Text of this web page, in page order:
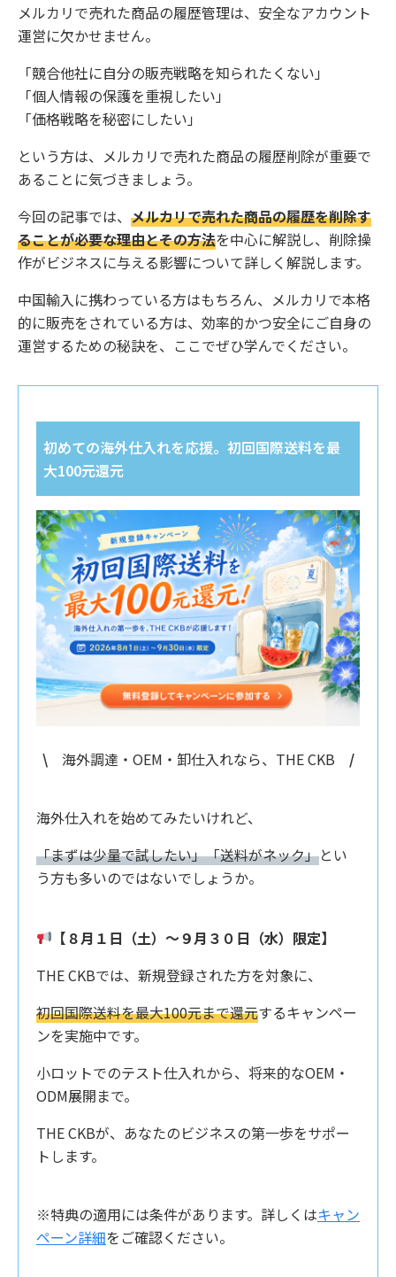
メルカリで売れた商品の履歴管理は、安全なアカウント
運営に欠かせません。
「競合他社に自分の販売戦略を知られたくない」
「個人情報の保護を重視したい」
「価格戦略を秘密にしたい」
という方は、メルカリで売れた商品の履歴削除が重要で
あることに気づきましょう。
今回の記事では、 メルカリで売れた商品の履歴を削除す
ることが必要な理由とその方法を中心に解説し、削除操
作がビジネスに与える影響について詳しく解説します。
中国輸入に携わっている方はもちろん、メルカリで本格
的に販売をされている方は、効率的かつ安全にご自身の
運営するための秘訣を、ここでぜひ学んでください。
初めての海外仕入れを応援。初回国際送料を最
大100元還元
\ 海外調達・OEM・卸仕入れなら、THE CKB /
海外仕入れを始めてみたいけれど、
「まずは少量で試したい」「送料がネック」とい
う方も多いのではないでしょうか。
【８月１日（土）〜９月３０日（水）限定】
THE CKBでは、新規登録された方を対象に、
初回国際送料を最大100元まで還元するキャンペー
ンを実施中です。
小ロットでのテスト仕入れから、将来的なOEM・
ODM展開まで。
THE CKBが、あなたのビジネスの第一歩をサポー
トします。
※特典の適用には条件があります。詳しくはキャン
ペーン詳細をご確認ください。